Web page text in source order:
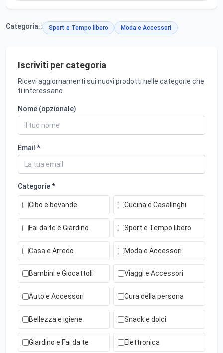
Categoria:: Sport e Tempo libero Moda e Accessori
Iscriviti per categoria
Ricevi aggiornamenti sui nuovi prodotti nelle categorie che
ti interessano.
Nome (opzionale)
Email *
Categorie *
Cibo e bevande Cucina e Casalinghi
Fai da te e Giardino Sport e Tempo libero
Casa e Arredo Moda e Accessori
Bambini e Giocattoli Viaggi e Accessori
Auto e Accessori Cura della persona
Bellezza e igiene Snack e dolci
Giardino e Fai da te Elettronica